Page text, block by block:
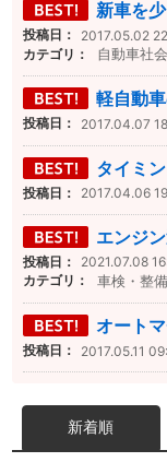
投稿日：
2017.05.02
カテゴリ：
自動車社
投稿日： 2017.04.07
投稿日： 2017.04.06
投稿日：
2021.07.08
カテゴリ：
車検・整備
投稿日： 2017.05.11
新着順